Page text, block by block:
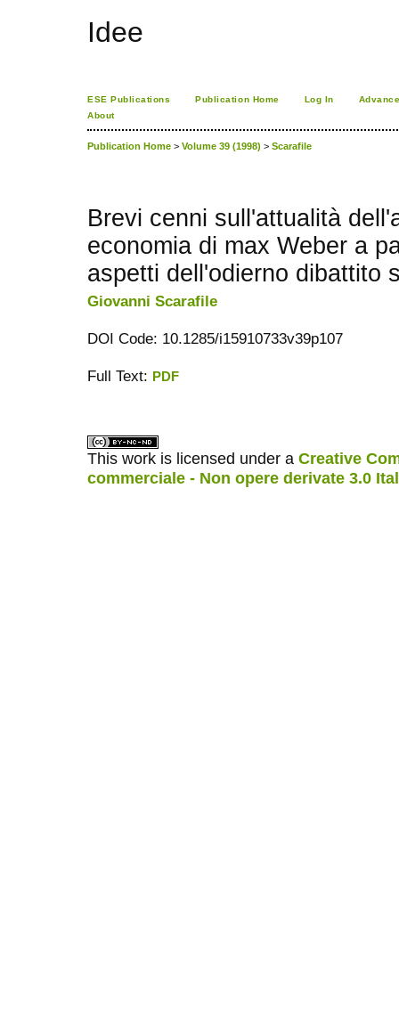
Idee
ESE Publications Publication Home Log In
About
Publication Home > Volume 39 (1998) > Scarafile
Brevi cenni sull'attualità
economia di max Weber a
aspetti dell'odierno dibattito
Giovanni Scarafile
DOI Code: 10.1285/i15910733v39p107
Full Text: PDF
This work is licensed under a Creative
commerciale - Non opere derivate 3.0